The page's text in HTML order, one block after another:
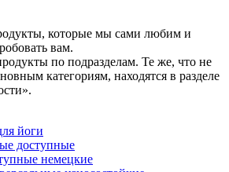
которые мы сами любим и
вам.
по подразделам. Те же, что не
категориям, находятся в разделе
йоги
доступные
немецкие